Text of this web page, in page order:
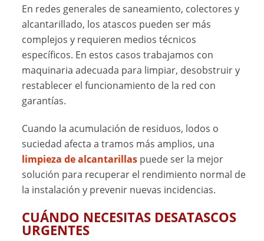
En redes generales de saneamiento, colectores y
alcantarillado, los atascos pueden ser más
complejos y requieren medios técnicos
específicos. En estos casos trabajamos con
maquinaria adecuada para limpiar, desobstruir y
restablecer el funcionamiento de la red con
garantías.
Cuando la acumulación de residuos, lodos o
suciedad afecta a tramos más amplios, una
limpieza de alcantarillas puede ser la mejor
solución para recuperar el rendimiento normal de
la instalación y prevenir nuevas incidencias.
CUÁNDO NECESITAS DESATASCOS
URGENTES